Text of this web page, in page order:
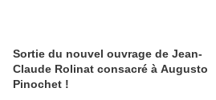
Sortie du nouvel ouvrage de Jean-
Claude Rolinat consacré à Augusto
Pinochet !